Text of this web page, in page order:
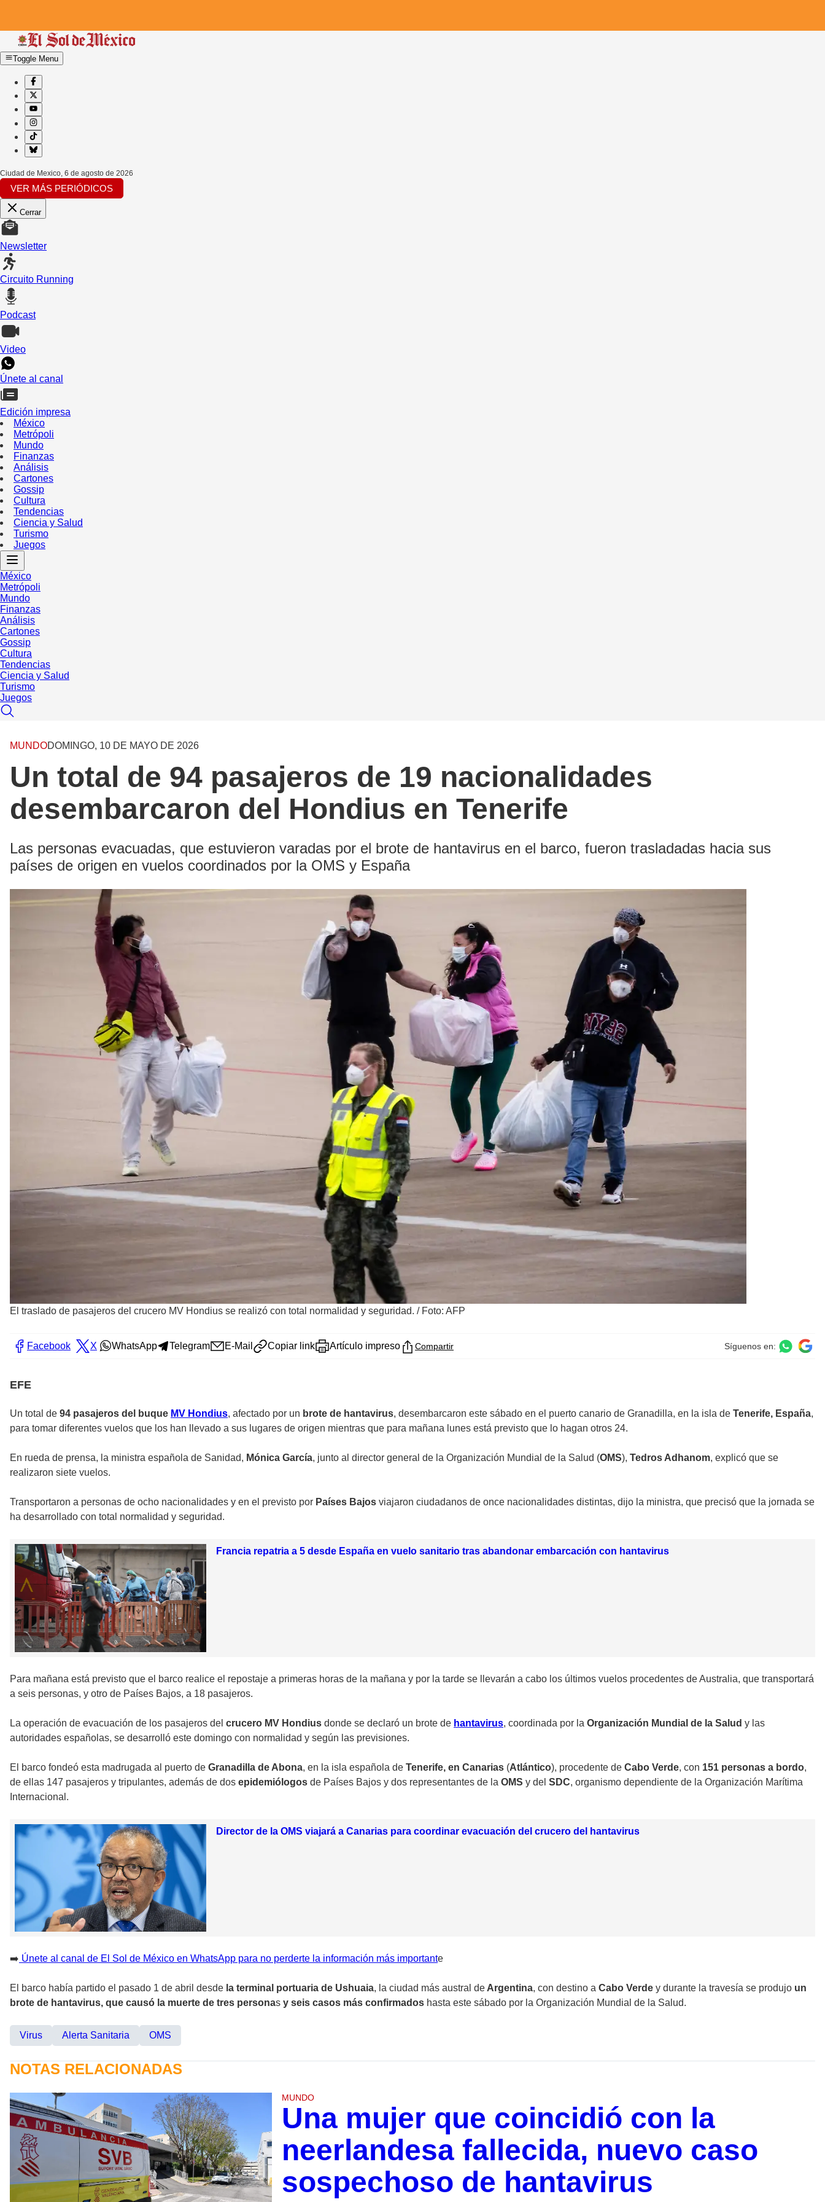
Toggle Menu
Ciudad de Mexico, 6 de agosto de 2026
VER MÁS PERIÓDICOS
Cerrar
Newsletter
Circuito Running
Podcast
Video
Únete al canal
Edición impresa
México
Metrópoli
Mundo
Finanzas
Análisis
Cartones
Gossip
Cultura
Tendencias
Ciencia y Salud
Turismo
Juegos
México
Metrópoli
Mundo
Finanzas
Análisis
Cartones
Gossip
Cultura
Tendencias
Ciencia y Salud
Turismo
Juegos
MUNDODOMINGO, 10 DE MAYO DE 2026
Un total de 94 pasajeros de 19 nacionalidades
desembarcaron del Hondius en Tenerife
Las personas evacuadas, que estuvieron varadas por el brote de hantavirus en el barco, fueron trasladadas hacia sus
países de origen en vuelos coordinados por la OMS y España
El traslado de pasajeros del crucero MV Hondius se realizó con total normalidad y seguridad. / Foto: AFP
Facebook X WhatsApp Telegram E-Mail Copiar link Artículo impreso Compartir Síguenos en:
EFE
Un total de 94 pasajeros del buque MV Hondius, afectado por un brote de hantavirus, desembarcaron este sábado en el puerto canario de Granadilla, en la isla de Tenerife, España,
para tomar diferentes vuelos que los han llevado a sus lugares de origen mientras que para mañana lunes está previsto que lo hagan otros 24.
En rueda de prensa, la ministra española de Sanidad, Mónica García, junto al director general de la Organización Mundial de la Salud (OMS), Tedros Adhanom, explicó que se
realizaron siete vuelos.
Transportaron a personas de ocho nacionalidades y en el previsto por Países Bajos viajaron ciudadanos de once nacionalidades distintas, dijo la ministra, que precisó que la jornada se
ha desarrollado con total normalidad y seguridad.
Francia repatria a 5 desde España en vuelo sanitario tras abandonar embarcación con hantavirus
Para mañana está previsto que el barco realice el repostaje a primeras horas de la mañana y por la tarde se llevarán a cabo los últimos vuelos procedentes de Australia, que transportará
a seis personas, y otro de Países Bajos, a 18 pasajeros.
La operación de evacuación de los pasajeros del crucero MV Hondius donde se declaró un brote de hantavirus, coordinada por la Organización Mundial de la Salud y las
autoridades españolas, se desarrolló este domingo con normalidad y según las previsiones.
El barco fondeó esta madrugada al puerto de Granadilla de Abona, en la isla española de Tenerife, en Canarias (Atlántico), procedente de Cabo Verde, con 151 personas a bordo,
de ellas 147 pasajeros y tripulantes, además de dos epidemiólogos de Países Bajos y dos representantes de la OMS y del SDC, organismo dependiente de la Organización Marítima
Internacional.
Director de la OMS viajará a Canarias para coordinar evacuación del crucero del hantavirus
➡️ Únete al canal de El Sol de México en WhatsApp para no perderte la información más importante
El barco había partido el pasado 1 de abril desde la terminal portuaria de Ushuaia, la ciudad más austral de Argentina, con destino a Cabo Verde y durante la travesía se produjo un
brote de hantavirus, que causó la muerte de tres personas y seis casos más confirmados hasta este sábado por la Organización Mundial de la Salud.
Virus Alerta Sanitaria OMS
NOTAS RELACIONADAS
MUNDO
Una mujer que coincidió con la
neerlandesa fallecida, nuevo caso
sospechoso de hantavirus